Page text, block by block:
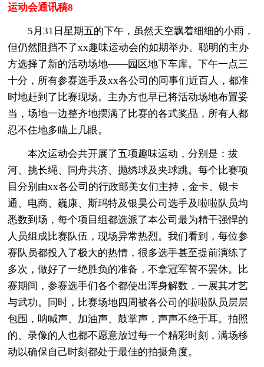
运动会通讯稿8
5月31日星期五的下午，虽然天空飘着细细的小雨，
但仍然阻挡不了xx趣味运动会的如期举办。聪明的主办
方选择了新的活动场地——园区地下车库。下午一点三
十分，所有参赛选手及xx各公司的同事们近百人，都准
时地赶到了比赛现场。主办方也早已将活动场地布置妥
当，场地一边整齐地摆满了比赛的各式奖品，所有人都
忍不住地多瞄上几眼。
本次运动会共开展了五项趣味运动，分别是：拔
河、挑长绳、同舟共济、抛绣球及夹球跳。每个比赛项
目分别由xx各公司的行政部美女们主持，金卡、银卡
通、电商、巍康、斯玛特及银昊公司选手及啦啦队员均
悉数到场，每个项目组都选派了本公司最为精干强悍的
人员组成比赛队伍，现场异常热烈。我们看到，每位参
赛队员都投入了极大的热情，很多选手甚至提前演练了
多次，做好了一绝胜负的准备，不拿冠军誓不罢休。比
赛期间，参赛选手们各个都使出浑身解数，一展其才艺
与武功。同时，比赛场地四周被各公司的啦啦队员层层
包围，呐喊声、加油声、鼓掌声，声声不绝于耳。拍照
的、录像的人也都不愿意放过每一个精彩时刻，满场移
动以确保自己时刻都处于最佳的拍摄角度。